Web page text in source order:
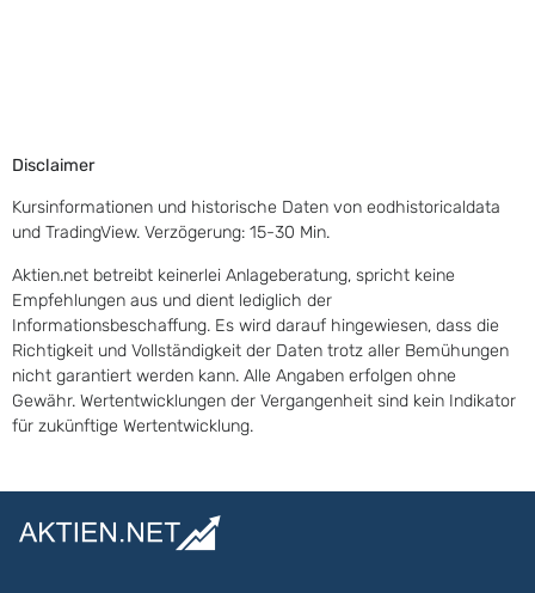
Disclaimer
Kursinformationen und historische Daten von eodhistoricaldata
und TradingView. Verzögerung: 15-30 Min.
Aktien.net betreibt keinerlei Anlageberatung, spricht keine
Empfehlungen aus und dient lediglich der
Informationsbeschaffung. Es wird darauf hingewiesen, dass die
Richtigkeit und Vollständigkeit der Daten trotz aller Bemühungen
nicht garantiert werden kann. Alle Angaben erfolgen ohne
Gewähr. Wertentwicklungen der Vergangenheit sind kein Indikator
für zukünftige Wertentwicklung.